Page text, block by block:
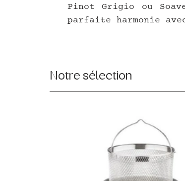
Pinot Grigio ou
parfaite harmonie
Notre sélection